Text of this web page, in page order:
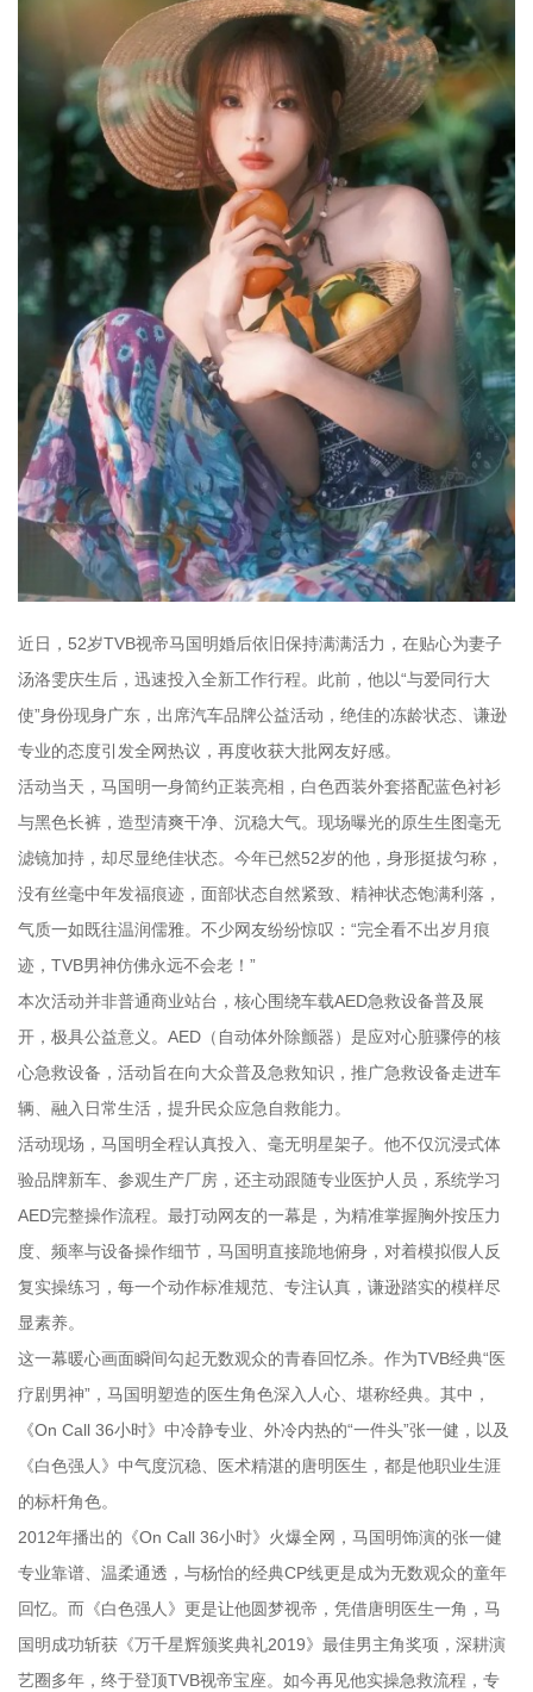
近日，52岁TVB视帝马国明婚后依旧保持满满活力，在贴心为妻子
汤洛雯庆生后，迅速投入全新工作行程。此前，他以“与爱同行大
使”身份现身广东，出席汽车品牌公益活动，绝佳的冻龄状态、谦逊
专业的态度引发全网热议，再度收获大批网友好感。
活动当天，马国明一身简约正装亮相，白色西装外套搭配蓝色衬衫
与黑色长裤，造型清爽干净、沉稳大气。现场曝光的原生生图毫无
滤镜加持，却尽显绝佳状态。今年已然52岁的他，身形挺拔匀称，
没有丝毫中年发福痕迹，面部状态自然紧致、精神状态饱满利落，
气质一如既往温润儒雅。不少网友纷纷惊叹：“完全看不出岁月痕
迹，TVB男神仿佛永远不会老！”
本次活动并非普通商业站台，核心围绕车载AED急救设备普及展
开，极具公益意义。AED（自动体外除颤器）是应对心脏骤停的核
心急救设备，活动旨在向大众普及急救知识，推广急救设备走进车
辆、融入日常生活，提升民众应急自救能力。
活动现场，马国明全程认真投入、毫无明星架子。他不仅沉浸式体
验品牌新车、参观生产厂房，还主动跟随专业医护人员，系统学习
AED完整操作流程。最打动网友的一幕是，为精准掌握胸外按压力
度、频率与设备操作细节，马国明直接跪地俯身，对着模拟假人反
复实操练习，每一个动作标准规范、专注认真，谦逊踏实的模样尽
显素养。
这一幕暖心画面瞬间勾起无数观众的青春回忆杀。作为TVB经典“医
疗剧男神”，马国明塑造的医生角色深入人心、堪称经典。其中，
《On Call 36小时》中冷静专业、外冷内热的“一件头”张一健，以及
《白色强人》中气度沉稳、医术精湛的唐明医生，都是他职业生涯
的标杆角色。
2012年播出的《On Call 36小时》火爆全网，马国明饰演的张一健
专业靠谱、温柔通透，与杨怡的经典CP线更是成为无数观众的童年
回忆。而《白色强人》更是让他圆梦视帝，凭借唐明医生一角，马
国明成功斩获《万千星辉颁奖典礼2019》最佳男主角奖项，深耕演
艺圈多年，终于登顶TVB视帝宝座。如今再见他实操急救流程，专